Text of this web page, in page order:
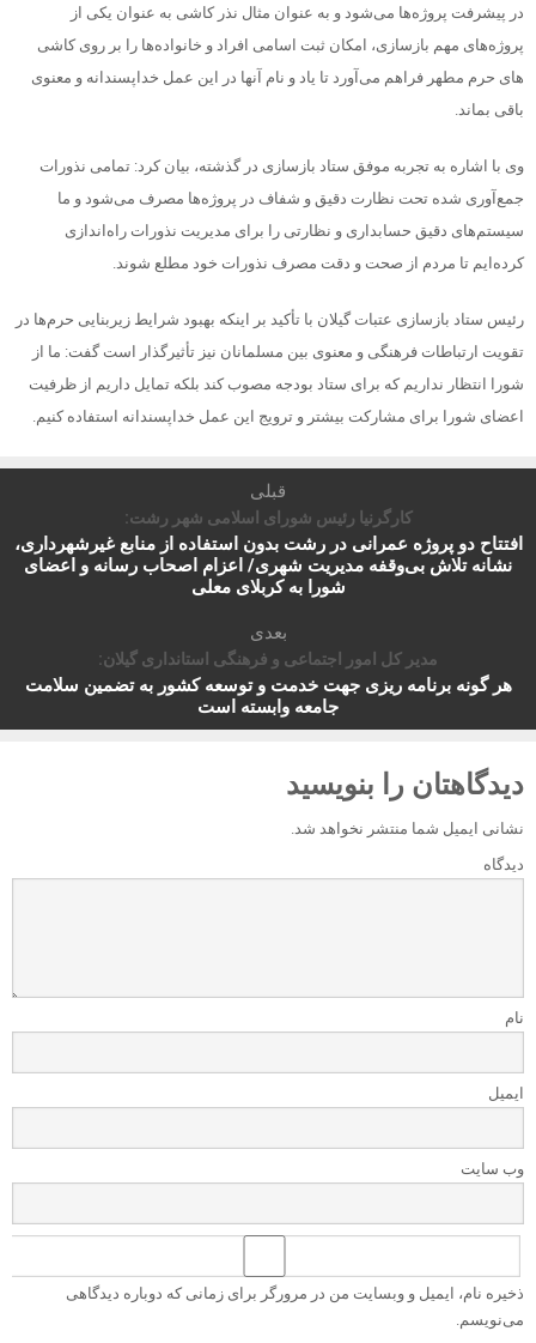
در پیشرفت پروژه‌ها می‌شود و به عنوان مثال نذر کاشی به عنوان یکی از
پروژه‌های مهم بازسازی، امکان ثبت اسامی افراد و خانواده‌ها را بر روی کاشی
های حرم مطهر فراهم می‌آورد تا یاد و نام آنها در این عمل خداپسندانه و معنوی
باقی بماند.
وی با اشاره به تجربه موفق ستاد بازسازی در گذشته، بیان کرد: تمامی نذورات
جمع‌آوری شده تحت نظارت دقیق و شفاف در پروژه‌ها مصرف می‌شود و ما
سیستم‌های دقیق حسابداری و نظارتی را برای مدیریت نذورات راه‌اندازی
کرده‌ایم تا مردم از صحت و دقت مصرف نذورات خود مطلع شوند.
رئیس ستاد بازسازی عتبات گیلان با تأکید بر اینکه بهبود شرایط زیربنایی حرم‌ها در
تقویت ارتباطات فرهنگی و معنوی بین مسلمانان نیز تأثیرگذار است گفت: ما از
شورا انتظار نداریم که برای ستاد بودجه مصوب کند بلکه تمایل داریم از ظرفیت
اعضای شورا برای مشارکت بیشتر و ترویج این عمل خداپسندانه استفاده کنیم.
قبلی
کارگرنیا رئیس شورای اسلامی شهر رشت:
افتتاح دو پروژه عمرانی در رشت بدون استفاده از منابع غیرشهرداری،
نشانه تلاش بی‌وقفه مدیریت شهری/ اعزام اصحاب رسانه و اعضای
شورا به کربلای معلی
بعدی
مدیر کل امور اجتماعی و فرهنگی استانداری گیلان:
هر گونه برنامه ریزی جهت خدمت و توسعه کشور به تضمین سلامت
جامعه وابسته است
دیدگاهتان را بنویسید
نشانی ایمیل شما منتشر نخواهد شد.
دیدگاه
نام
ایمیل
وب‌ سایت
ذخیره نام، ایمیل و وبسایت من در مرورگر برای زمانی که دوباره دیدگاهی
می‌نویسم.